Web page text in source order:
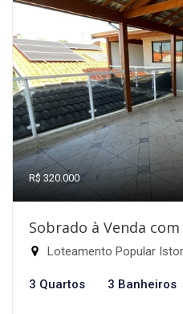
R$ 320.000
Sobrado à Venda
Loteamento Popular
3 Quartos 3 Banheiros